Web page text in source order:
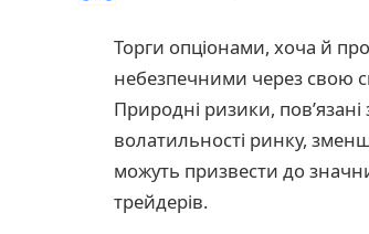
Торги опціонами, хоча й
небезпечними через свою
Природні ризики,
волатильності ринку,
можуть призвести до
трейдерів.